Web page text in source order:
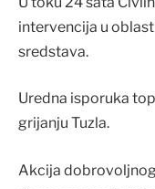
intervencija u
sredstava.
Uredna isporuka
grijanju Tuzla.
Akcija